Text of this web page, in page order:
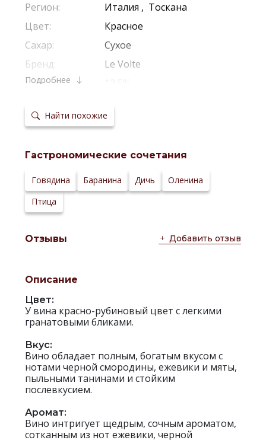
Регион:
Италия , Тоскана
Цвет:
Красное
Сахар:
Сухое
Бренд:
Le Volte
Крепость:
Виноград:
Каберне Совиньон
хранения:
Температура
17-19*С
Сайт
производителя:
Подробнее
Найти похожие
Гастрономические сочетания
Говядина Баранина Дичь
Оленина
Птица
Отзывы Добавить отзыв
Описание
Цвет:
У вина красно-рубиновый цвет с легкими
гранатовыми бликами.
Вкус:
Вино обладает полным, богатым вкусом с
нотами черной смородины, ежевики и мяты,
пыльными танинами и стойким
послевкусием.
Аромат:
Вино интригует щедрым, сочным ароматом,
сотканным из нот ежевики, черной